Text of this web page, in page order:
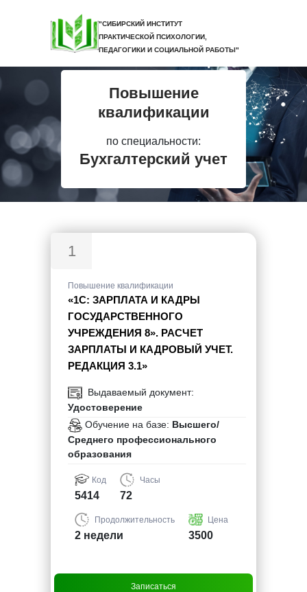
"СИБИРСКИЙ ИНСТИТУТ
ПРАКТИЧЕСКОЙ ПСИХОЛОГИИ,
ПЕДАГОГИКИ И СОЦИАЛЬНОЙ РАБОТЫ"
Повышение
квалификации
по специальности:
Бухгалтерский учет
1
Повышение квалификации
«1С: ЗАРПЛАТА И КАДРЫ
ГОСУДАРСТВЕННОГО
УЧРЕЖДЕНИЯ 8». РАСЧЕТ
ЗАРПЛАТЫ И КАДРОВЫЙ УЧЕТ.
РЕДАКЦИЯ 3.1»
Выдаваемый документ:
Удостоверение
Обучение на базе: Высшего/
Среднего профессионального
образования
Код
5414
Часы
72
Продолжительность
2 недели
Цена
3500
Записаться